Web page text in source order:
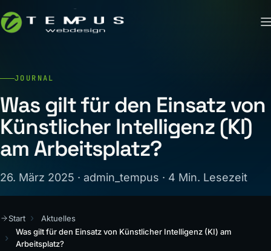
JOURNAL
Was gilt für den Einsatz von
Künstlicher Intelligenz (KI)
am Arbeitsplatz?
26. März 2025 · admin_tempus · 4 Min. Lesezeit
Start
Aktuelles
Was gilt für den Einsatz von Künstlicher Intelligenz (KI) am
Arbeitsplatz?